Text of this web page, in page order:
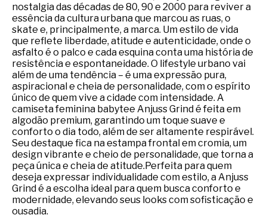
nostalgia das décadas de 80, 90 e 2000 para reviver a
essência da cultura urbana que marcou as ruas, o
skate e, principalmente, a marca. Um estilo de vida
que reflete liberdade, atitude e autenticidade, onde o
asfalto é o palco e cada esquina conta uma história de
resistência e espontaneidade. O lifestyle urbano vai
além de uma tendência – é uma expressão pura,
aspiracional e cheia de personalidade, com o espírito
único de quem vive a cidade com intensidade. A
camiseta feminina babytee Anjuss Grind é feita em
algodão premium, garantindo um toque suave e
conforto o dia todo, além de ser altamente respirável.
Seu destaque fica na estampa frontal em cromia, um
design vibrante e cheio de personalidade, que torna a
peça única e cheia de atitude.Perfeita para quem
deseja expressar individualidade com estilo, a Anjuss
Grind é a escolha ideal para quem busca conforto e
modernidade, elevando seus looks com sofisticação e
ousadia.